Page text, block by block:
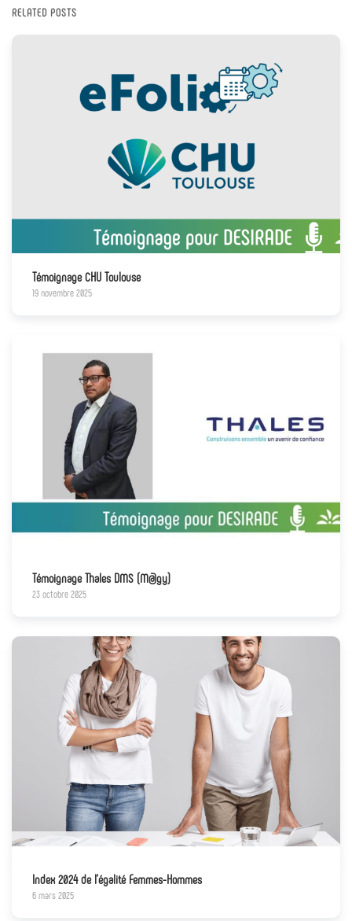
RELATED POSTS
Témoignage CHU Toulouse
19 novembre 2025
Témoignage Thales DMS (M@gy)
23 octobre 2025
Index 2024 de l’égalité Femmes-Hommes
6 mars 2025